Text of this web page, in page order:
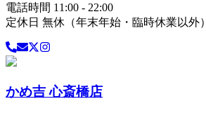
電話時間 11:00 - 22:00
定休日 無休（年末年始・臨時休業以外）
かめ吉 心斎橋店